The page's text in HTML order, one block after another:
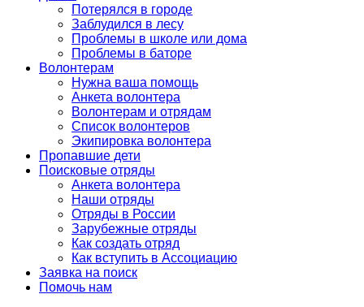
Потерялся в городе
Заблудился в лесу
Проблемы в школе или дома
Проблемы в баторе
Волонтерам
Нужна ваша помощь
Анкета волонтера
Волонтерам и отрядам
Список волонтеров
Экипировка волонтера
Пропавшие дети
Поисковые отряды
Анкета волонтера
Наши отряды
Отряды в России
Зарубежные отряды
Как создать отряд
Как вступить в Ассоциацию
Заявка на поиск
Помочь нам